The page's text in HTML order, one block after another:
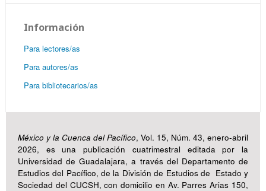
Información
Para lectores/as
Para autores/as
Para bibliotecarios/as
México y la Cuenca del Pacífico, Vol. 15, Núm. 43, enero-abril
2026, es una publicación cuatrimestral editada por la
Universidad de Guadalajara, a través del Departamento de
Estudios del Pacífico, de la División de Estudios de Estado y
Sociedad del CUCSH, con domicilio en Av. Parres Arias 150,